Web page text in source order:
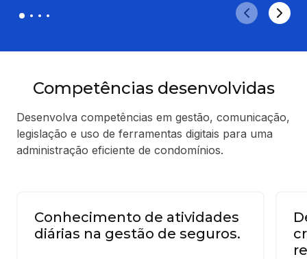
Competências desenvolvidas
Desenvolva competências em gestão, comunicação,
legislação e uso de ferramentas digitais para uma
administração eficiente de condomínios.
Conhecimento de atividades
diárias na gestão de seguros.